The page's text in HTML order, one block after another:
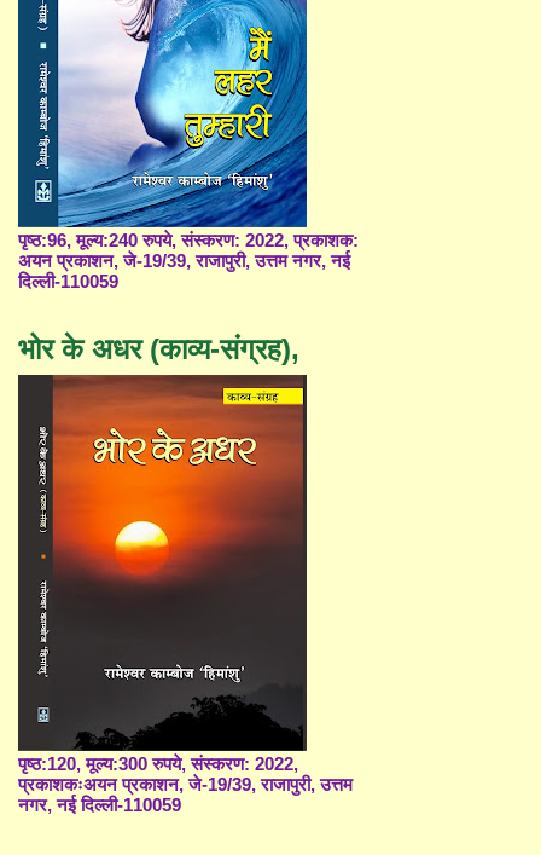
पृष्ठ:96, मूल्य:240 रुपये, संस्करण: 2022, प्रकाशक:
अयन प्रकाशन, जे-19/39, राजापुरी, उत्तम नगर, नई
दिल्ली-110059
भोर के अधर (काव्य-संग्रह),
पृष्ठ:120, मूल्य:300 रुपये, संस्करण: 2022,
प्रकाशकःअयन प्रकाशन, जे-19/39, राजापुरी, उत्तम
नगर, नई दिल्ली-110059